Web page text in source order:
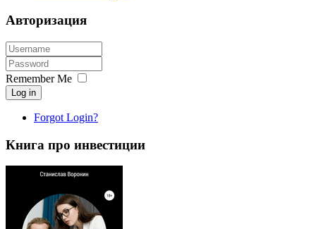
Авторизация
Remember Me
Log in
Forgot Login?
Книга про инвестиции